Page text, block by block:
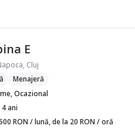
E
Cluj
Menajeră
Ocazional
4 ani
RON / lună, de la 20 RON / oră